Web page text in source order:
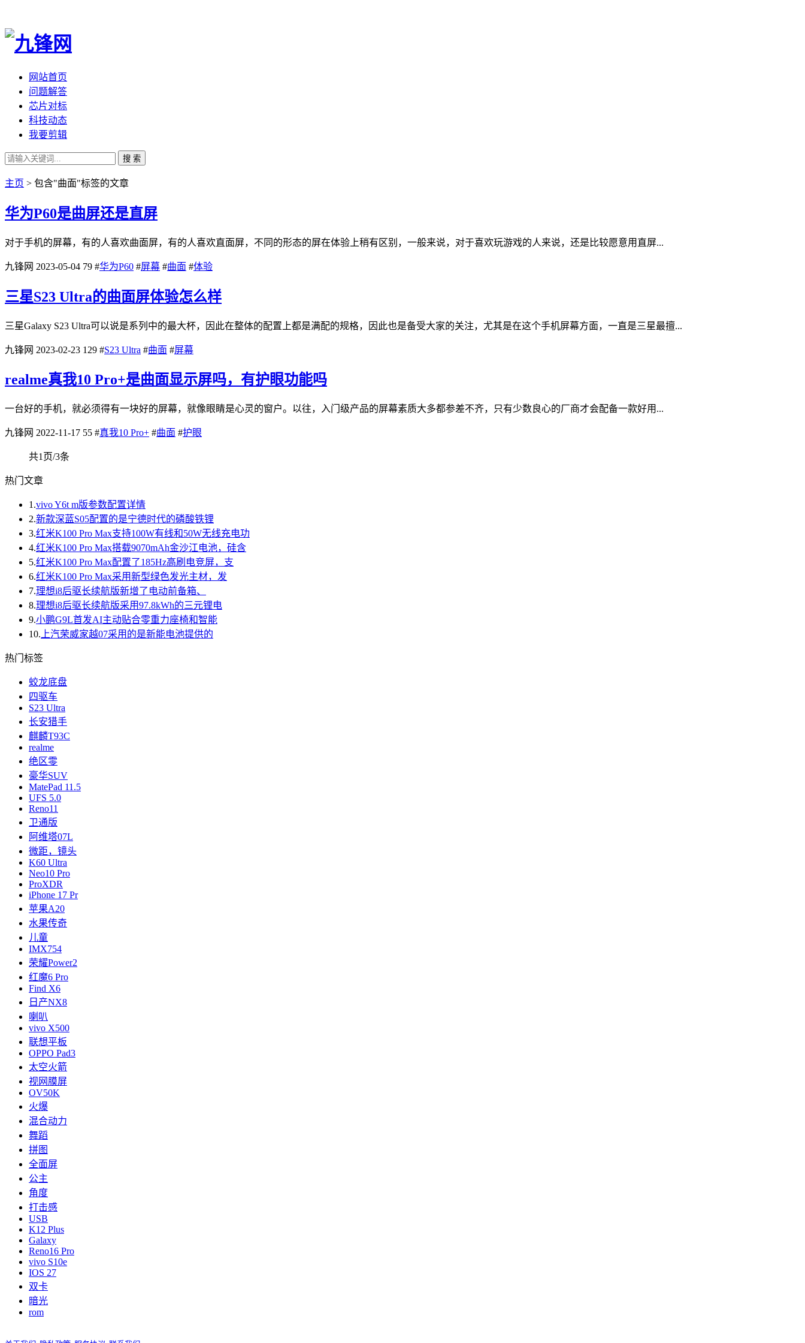
网站首页
问题解答
芯片对标
科技动态
我要剪辑
搜 索
主页 > 包含"曲面"标签的文章
华为P60是曲屏还是直屏
对于手机的屏幕，有的人喜欢曲面屏，有的人喜欢直面屏，不同的形态的屏在体验上稍有区别，一般来说，对于喜欢玩游戏的人来说，还是比较愿意用直屏...
九锋网 2023-05-04 79 #华为P60 #屏幕 #曲面 #体验
三星S23 Ultra的曲面屏体验怎么样
三星Galaxy S23 Ultra可以说是系列中的最大杯，因此在整体的配置上都是满配的规格，因此也是备受大家的关注，尤其是在这个手机屏幕方面，一直是三星最擅...
九锋网 2023-02-23 129 #S23 Ultra #曲面 #屏幕
realme真我10 Pro+是曲面显示屏吗，有护眼功能吗
一台好的手机，就必须得有一块好的屏幕，就像眼睛是心灵的窗户。以往，入门级产品的屏幕素质大多都参差不齐，只有少数良心的厂商才会配备一款好用...
九锋网 2022-11-17 55 #真我10 Pro+ #曲面 #护眼
共1页/3条
热门文章
1.vivo Y6t m版参数配置详情
2.新款深蓝S05配置的是宁德时代的磷酸铁锂
3.红米K100 Pro Max支持100W有线和50W无线充电功
4.红米K100 Pro Max搭载9070mAh金沙江电池，硅含
5.红米K100 Pro Max配置了185Hz高刷电竞屏，支
6.红米K100 Pro Max采用新型绿色发光主材，发
7.理想i8后驱长续航版新增了电动前备箱、
8.理想i8后驱长续航版采用97.8kWh的三元锂电
9.小鹏G9L首发AI主动贴合零重力座椅和智能
10. 上汽荣威家越07采用的是新能电池提供的
热门标签
蛟龙底盘
四驱车
S23 Ultra
长安猎手
麒麟T93C
realme
绝区零
豪华SUV
MatePad 11.5
UFS 5.0
Reno11
卫通版
阿维塔07L
微距，镜头
K60 Ultra
Neo10 Pro
ProXDR
iPhone 17 Pr
苹果A20
水果传奇
儿童
IMX754
荣耀Power2
红魔6 Pro
Find X6
日产NX8
喇叭
vivo X500
联想平板
OPPO Pad3
太空火箭
视网膜屏
OV50K
火爆
混合动力
舞蹈
拼图
全面屏
公主
角度
打击感
USB
K12 Plus
Galaxy
Reno16 Pro
vivo S10e
IOS 27
双卡
暗光
rom